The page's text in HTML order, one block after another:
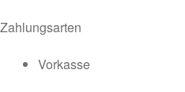
Zahlungsarten
Vorkasse